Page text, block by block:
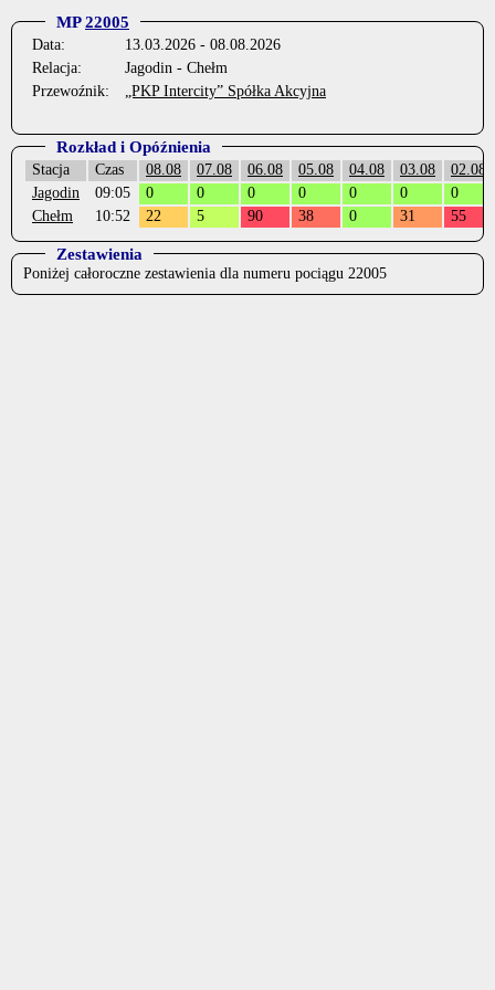
MP22005
Data:
13.03.2026 - 08.08.2026
Relacja:
Jagodin - Chełm
Przewoźnik:
„PKP Intercity” Spółka Akcyjna
Rozkład i Opóźnienia
Stacja Czas 08.08 07.08 06.08 05.08 04.08 03.08
02.08
Jagodin
09:05 0 0 0 0 0 0
0
Chełm
10:52 22 5 90 38 0 31 55
Zestawienia
Poniżej całoroczne zestawienia dla numeru pociągu 22005